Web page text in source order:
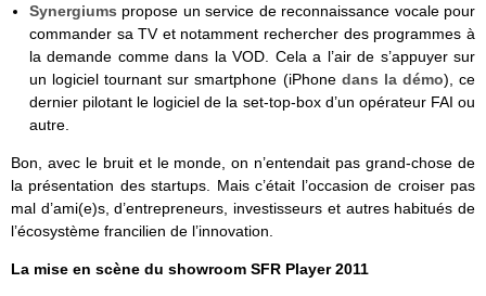
Synergiums propose un service de reconnaissance vocale pour
commander sa TV et notamment rechercher des programmes à
la demande comme dans la VOD. Cela a l’air de s’appuyer sur
un logiciel tournant sur smartphone (iPhone dans la démo), ce
dernier pilotant le logiciel de la set-top-box d’un opérateur FAI ou
autre.
Bon, avec le bruit et le monde, on n’entendait pas grand-chose de
la présentation des startups. Mais c’était l’occasion de croiser pas
mal d’ami(e)s, d’entrepreneurs, investisseurs et autres habitués de
l’écosystème francilien de l’innovation.
La mise en scène du showroom SFR Player 2011